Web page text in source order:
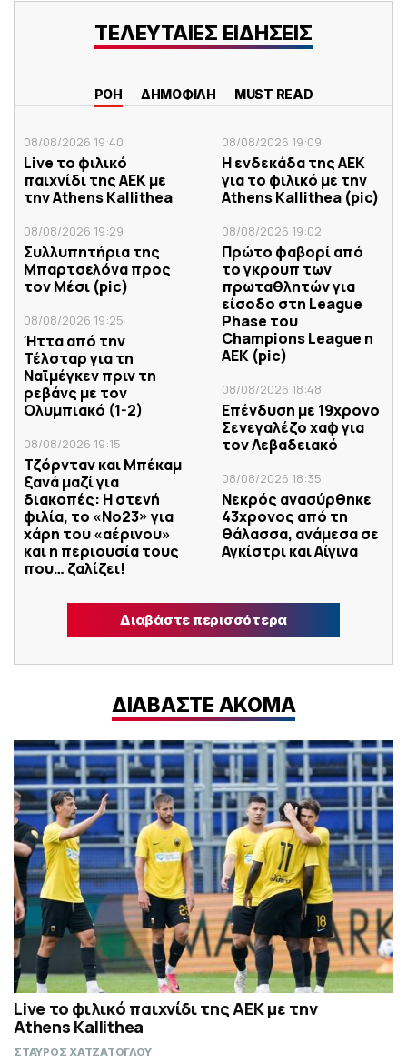
ΤΕΛΕΥΤΑΙΕΣ ΕΙΔΗΣΕΙΣ
ΡΟΗ ΔΗΜΟΦΙΛΗ MUST READ
08/08/2026 19:40
Live το φιλικό
παιχνίδι της ΑΕΚ με
την Athens Kallithea
08/08/2026 19:29
Συλλυπητήρια της
Μπαρτσελόνα προς
τον Μέσι (pic)
08/08/2026 19:25
Ήττα από την
Τέλσταρ για τη
Ναϊμέγκεν πριν τη
ρεβάνς με τον
Ολυμπιακό (1-2)
08/08/2026 19:15
Τζόρνταν και Μπέκαμ
ξανά μαζί για
διακοπές: Η στενή
φιλία, το «Νο23» για
χάρη του «αέρινου»
και η περιουσία τους
που… ζαλίζει!
08/08/2026 19:09
Η ενδεκάδα της ΑΕΚ
για το φιλικό με την
Athens Kallithea (pic)
08/08/2026 19:02
Πρώτο φαβορί από
το γκρουπ των
πρωταθλητών για
είσοδο στη League
Phase του
Champions League η
ΑΕΚ (pic)
08/08/2026 18:48
Επένδυση με 19χρονο
Σενεγαλέζο χαφ για
τον Λεβαδειακό
08/08/2026 18:35
Νεκρός ανασύρθηκε
43χρονος από τη
θάλασσα, ανάμεσα σε
Αγκίστρι και Αίγινα
Διαβάστε περισσότερα
ΔΙΑΒΑΣΤΕ ΑΚΟΜΑ
Live το φιλικό παιχνίδι της ΑΕΚ με την
Athens Kallithea
ΣΤΑΥΡΟΣ ΧΑΤΖΑΤΟΓΛΟΥ